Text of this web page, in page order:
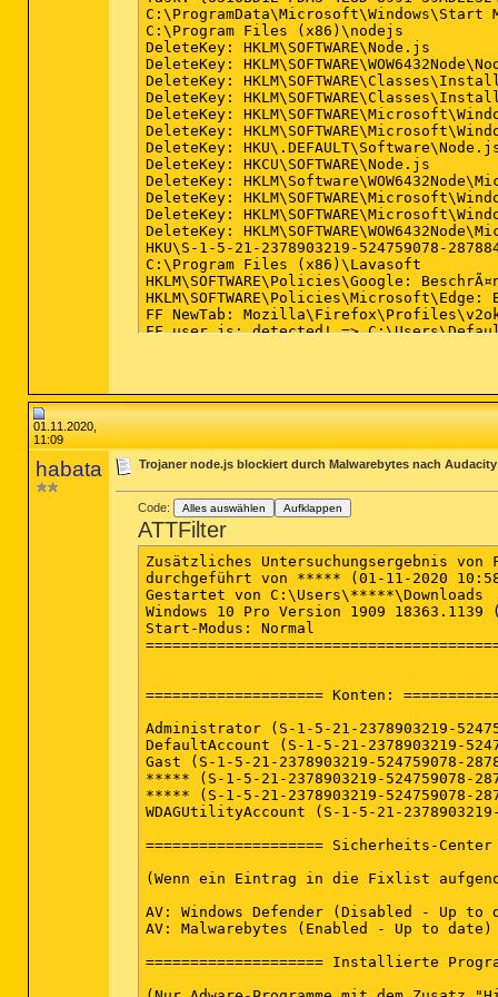
01.11.2020,
11:09
habata Trojaner node.js blockiert durch Malwarebytes nach
Code: Alles auswählen Aufklappen
ATTFilter
Zusätzliches Untersuchungsergebnis von Farbar Recovery Scan Tool (x64) Version: 24-10-2020
durchgeführt von ***** (01-11-2020 10:58:11)
Gestartet von C:\Users\*****\Downloads
Windows 10 Pro Version 1909 18363.1139 (X64) (2020-03-20 16:40:46)
Start-Modus: Normal
==========================================================


==================== Konten: =============================

Administrator (S-1-5-21-2378903219-524759078-2878849166-500 - Administrator - Disabled)
DefaultAccount (S-1-5-21-2378903219-524759078-2878849166-503 - Limited - Disabled)
Gast (S-1-5-21-2378903219-524759078-2878849166-501 - Limited - Disabled)
***** (S-1-5-21-2378903219-524759078-2878849166-1004 - Administrator - Enabled) => C:\Users\*****
***** (S-1-5-21-2378903219-524759078-2878849166-1005 - Limited - Enabled) => C:\Users\*****
WDAGUtilityAccount (S-1-5-21-2378903219-524759078-2878849166-504 - Limited - Disabled)

==================== Sicherheits-Center ========================

(Wenn ein Eintrag in die Fixlist aufgenommen wird, wird er entfernt.)

AV: Windows Defender (Disabled - Up to date) {D68DDC3A-831F-4fae-9E44-DA132C1ACF46}
AV: Malwarebytes (Enabled - Up to date) {23007AD3-69FE-687C-2629-D584AFFAF72B}

==================== Installierte Programme ======================

(Nur Adware-Programme mit dem Zusatz "Hidden" können in die Fixlist aufgenommen werden, um sie sichtbar zu machen. Die Adware-Programme sollten manuell deinstalliert werden.)

7-Zip 19.00 (x64) (HKLM\...\7-Zip) (Version: 19.00 - Igor Pavlov)
Adobe Acrobat Reader DC - Deutsch (HKLM-x32\...\{AC76BA86-7AD7-1031-7B44-AC0F074E4100}) (Version: 20.012.20048 - Adobe Systems Incorporated)
Affinity Designer (HKLM\...\{9888CEE1-69DC-4FD2-900F-6D3099FE8BF6}) (Version: 1.8.5.703 - Serif (Europe) Ltd)
Affinity Photo (HKLM\...\{821DF1C3-95A9-4D9D-8EA9-02A6D999438A}) (Version: 1.8.2.620 - Serif (Europe) Ltd)
AKFX Financial MT4 Terminal (HKLM-x32\...\AKFX Financial MT4 Terminal) (Version: 4.00 - MetaQuotes Software Corp.)
Audacity 2.4.2 (HKLM-x32\...\Audacity_is1) (Version: 2.4.2 - Audacity Team)
AutoIt v3.3.14.5 (HKLM-x32\...\AutoItv3) (Version: 3.3.14.5 - AutoIt Team)
Blackmagic RAW Common Components (HKLM\...\{B5ABFF44-9702-4CA1-A7D8-DBA659709C49}) (Version: 1.7 - Blackmagic Design)
Blender (HKLM\...\{EDFAE2A8-E73B-4CD1-9648-46A7E4434BDA}) (Version: 2.82.1 - Blender Foundation)
BricsCAD V19.2.14 (x64) de_DE (HKLM\...\{EE6125A7-0E39-4733-948F-35388DFC1F93}) (Version: 19.2.14 - Bricsys)
BricsCAD V20.1.05 (x64) de_DE (HKLM\...\{8DF379E5-58A6-444B-8A72-8FA00CD33571}) (Version: 20.1.05 - Bricsys)
DaVinci Resolve (HKLM\...\{74302397-BD1E-4917-B728-A1233CDEB39A}) (Version: 16.2.0055 - Blackmagic Design)
DaVinci Resolve Keyboards (HKLM\...\{04F776FB-37A2-4116-84F2-6CF3D731999D}) (Version: 1.0.0.0 - Blackmagic Design)
DaVinci Resolve Panels (HKLM\...\{567706B7-1501-43BC-81AB-C7E306B40C73}) (Version: 1.3.2.0 - Blackmagic Design)
digiKam 7.1.0 (HKLM-x32\...\digiKam) (Version: 7.1.0 - The digiKam team)
Exact Audio Copy 1.5 (HKLM-x32\...\Exact Audio Copy) (Version: 1.5 - Andre Wiethoff)
Free Download Manager (HKU\S-1-5-21-2378903219-524759078-2878849166-1004\...\{0C1D4CF2-5575-4786-834C-B0FC977E9714}}_is1) (Version: 6.10.2.3107 - Softdeluxe)
Google Chrome (HKLM-x32\...\Google Chrome) (Version: 86.0.4240.111 - Google LLC)
Google Update Helper (HKLM-x32\...\{60EC980A-BDA2-4CB6-A427-B07A5498B4CA}) (Version: 1.3.36.31 - Google LLC) Hidden
Intel(R) Chipset Device Software (HKLM-x32\...\{4551f75f-3c54-4f09-8221-8c8a061bad00}) (Version: 10.1.18019.8144 - Intel(R) Corporation)
Intel(R) Wireless Bluetooth(R) (HKLM-x32\...\{00000030-0210-1031-84C8-B8D95FA3C8C3}) (Version: 21.30.0.5 - Intel Corporation)
kdenlive (HKLM-x32\...\kdenlive) (Version: 19.12.3 - KDE e.V.)
Malwarebytes version 4.2.2.95 (HKLM\...\{35065F43-4BB2-439A-BFF7-0F1014F2E0CD}_is1) (Version: 4.2.2.95 - Malwarebytes)
Microsoft 365 Apps for Business - de-de (HKLM\...\O365BusinessRetail - de-de) (Version: 16.0.13328.20292 - Microsoft Corporation)
Microsoft Access database engine 2010 (German) (HKLM\...\{90140000-00D1-0407-1000-0000000FF1CE}) (Version: 14.0.7015.1000 - Microsoft Corporation)
Microsoft Edge (HKLM-x32\...\Microsoft Edge) (Version: 86.0.622.56 - Microsoft Corporation)